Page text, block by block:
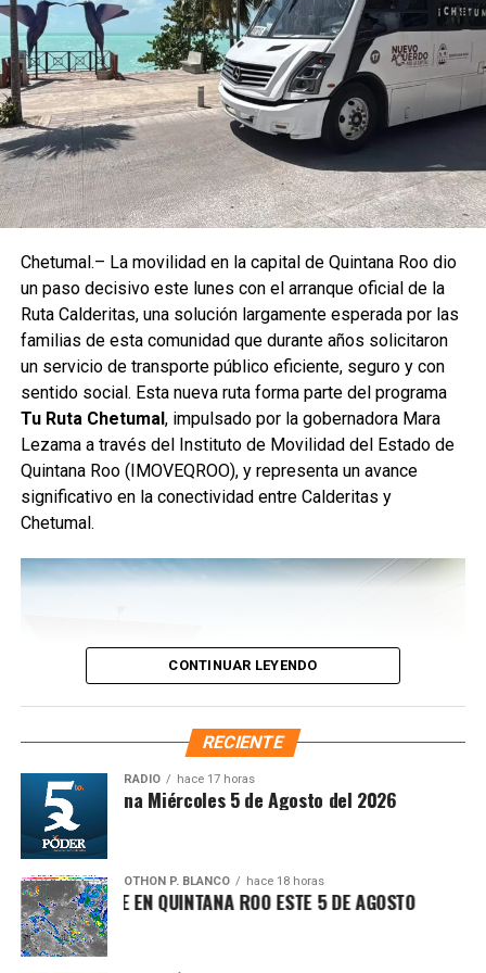
semana. Aunque no se prevén lluvias significativas, la
humedad seguirá elevando la sensación térmica.
Mantenerse hidratado y evitar actividades prolongadas
bajo el sol será clave para reducir riesgos asociados al
calor extremo.
Fuente: 5to Poder Agencia de Noticias
Recibe las noticias al instante
Únete al canal oficial de WhatsApp de
Quinto Podery recibe las noticias más
importantes de Quintana Roo directamente
en tu teléfono.
Unirme al canal de WhatsApp
Chetumal.– La movilidad en la capital de Quintana Roo dio
un paso decisivo este lunes con el arranque oficial de la
Ruta Calderitas, una solución largamente esperada por las
familias de esta comunidad que durante años solicitaron
un servicio de transporte público eficiente, seguro y con
sentido social. Esta nueva ruta forma parte del programa
Tu Ruta Chetumal, impulsado por la gobernadora Mara
Lezama a través del Instituto de Movilidad del Estado de
Quintana Roo (IMOVEQROO), y representa un avance
significativo en la conectividad entre Calderitas y
Chetumal.
El titular de IMOVEQROO, Rafael Hernández Kotasek,
informó que del
completamente gratuito, con el objetivo de que la
CONTINUAR LEYENDO
RECIENTE
RADIO hace 17 horas
Síntesis Matutina Miércoles 5 de Agosto del 2026
OTHON P. BLANCO hace 18 horas
SOFOCANTE EN QUINTANA ROO ESTE 5 DE AGOSTO